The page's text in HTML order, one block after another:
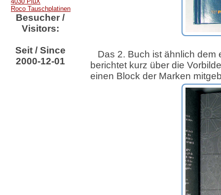
Roco Tauschplatinen
Besucher /
Visitors:
Seit / Since
2000-12-01
Das 2. Buch ist ähnlich dem
berichtet kurz über die
einen Block der Marken